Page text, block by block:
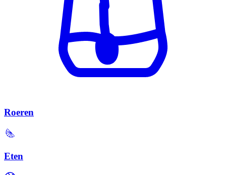
Roeren
Eten